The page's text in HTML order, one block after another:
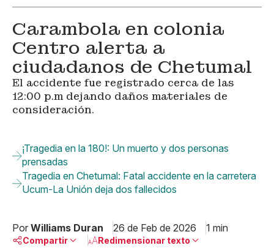
Carambola en colonia
Centro alerta a
ciudadanos de Chetumal
El accidente fue registrado cerca de las
12:00 p.m dejando daños materiales de
consideración.
¡Tragedia en la 180!: Un muerto y dos personas
prensadas
Tragedia en Chetumal: Fatal accidente en la carretera
Ucum-La Unión deja dos fallecidos
Por Williams Duran 26 de Feb de 2026 1 min
Compartir Redimensionar texto